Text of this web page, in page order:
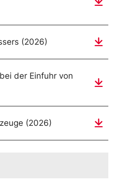
(2026)
der Einfuhr von
(2026)